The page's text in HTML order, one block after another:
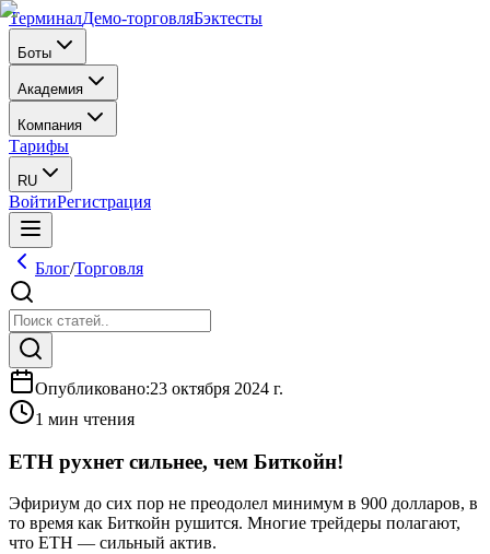
ТерминалДемо-торговляБэктесты
Боты
Академия
Компания
Тарифы
RU
ВойтиРегистрация
Блог/Торговля
Опубликовано:23 октября 2024 г.
1 мин чтения
ETH рухнет сильнее, чем Биткойн!
Эфириум до сих пор не преодолел минимум в 900 долларов, в
то время как Биткойн рушится. Многие трейдеры полагают,
что ETH — сильный актив.